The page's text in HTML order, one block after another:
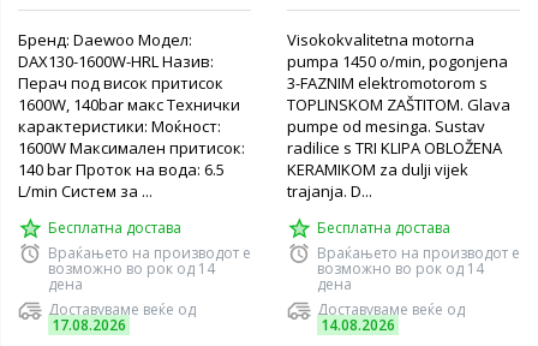
Бренд: Daewoo Модел:
DAX130-1600W-HRL Назив:
Перач под висок притисок
1600W, 140bar макс Технички
карактеристики: Моќност:
1600W Максимален притисок:
140 bar Проток на вода: 6.5
L/min Систем за ...
Бесплатна достава
Враќањето на производот е
возможно во рок од 14
дена
Доставуваме веќе од
17.08.2026
Visokokvalitetna motorna
pumpa 1450 o/min, pogonjena
3-FAZNIM elektromotorom s
TOPLINSKOM ZAŠTITOM. Glava
pumpe od mesinga. Sustav
radilice s TRI KLIPA OBLOŽENA
KERAMIKOM za dulji vijek
trajanja. D...
Бесплатна достава
Враќањето на производот е
возможно во рок од 14
дена
Доставуваме веќе од
14.08.2026